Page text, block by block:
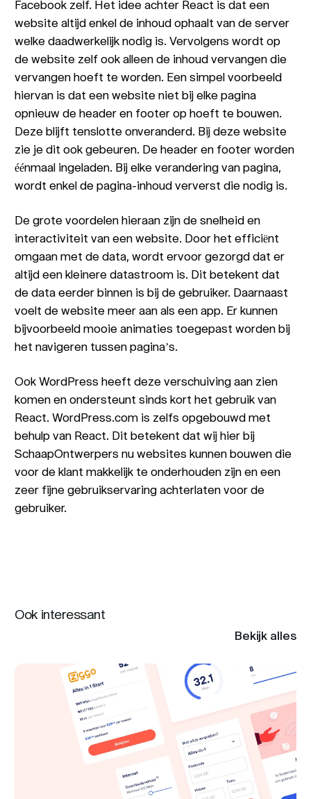
Facebook zelf. Het idee achter React is dat een
website altijd enkel de inhoud ophaalt van de server
welke daadwerkelijk nodig is. Vervolgens wordt op
de website zelf ook alleen de inhoud vervangen die
vervangen hoeft te worden. Een simpel voorbeeld
hiervan is dat een website niet bij elke pagina
opnieuw de header en footer op hoeft te bouwen.
Deze blijft tenslotte onveranderd. Bij deze website
zie je dit ook gebeuren. De header en footer worden
éénmaal ingeladen. Bij elke verandering van pagina,
wordt enkel de pagina-inhoud ververst die nodig is.
De grote voordelen hieraan zijn de snelheid en
interactiviteit van een website. Door het efficiënt
omgaan met de data, wordt ervoor gezorgd dat er
altijd een kleinere datastroom is. Dit betekent dat
de data eerder binnen is bij de gebruiker. Daarnaast
voelt de website meer aan als een app. Er kunnen
bijvoorbeeld mooie animaties toegepast worden bij
het navigeren tussen pagina’s.
Ook WordPress heeft deze verschuiving aan zien
komen en ondersteunt sinds kort het gebruik van
React. WordPress.com is zelfs opgebouwd met
behulp van React. Dit betekent dat wij hier bij
SchaapOntwerpers nu websites kunnen bouwen die
voor de klant makkelijk te onderhouden zijn en een
zeer fijne gebruikservaring achterlaten voor de
gebruiker.
Ook interessant
Bekijk alles